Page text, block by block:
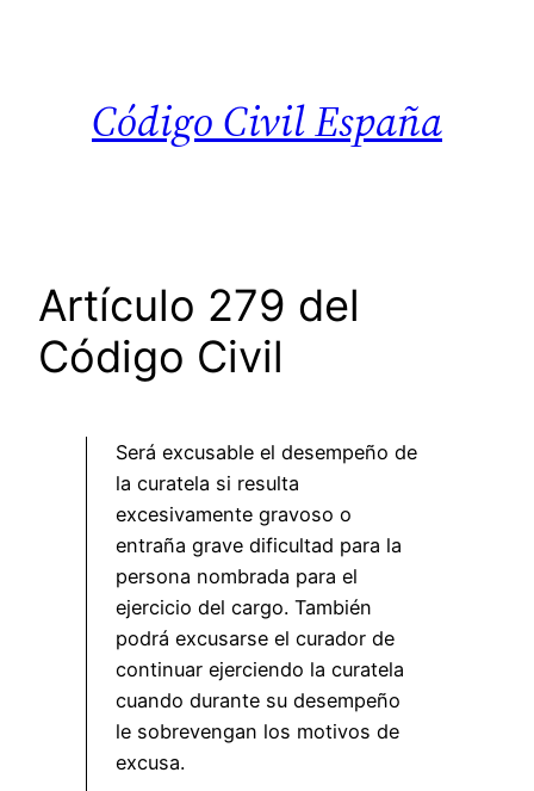
Código Civil España
Artículo 279 del
Código Civil
Será excusable el desempeño de
la curatela si resulta
excesivamente gravoso o
entraña grave dificultad para la
persona nombrada para el
ejercicio del cargo. También
podrá excusarse el curador de
continuar ejerciendo la curatela
cuando durante su desempeño
le sobrevengan los motivos de
excusa.